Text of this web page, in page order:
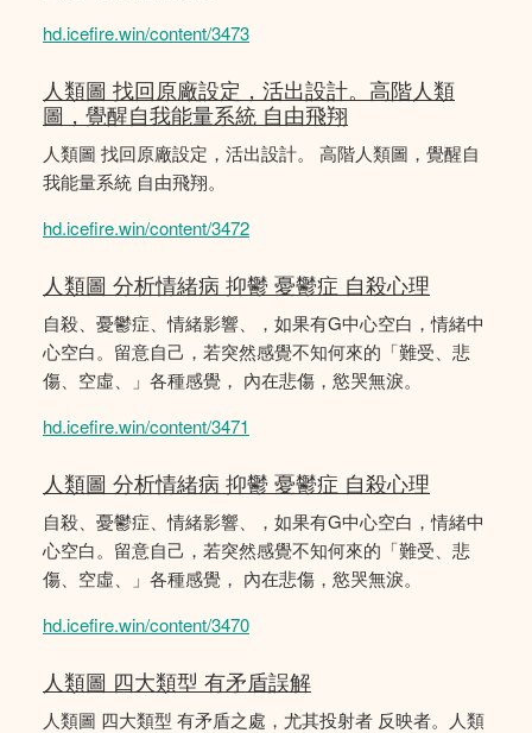
hd.icefire.win/content/3473
人類圖 找回原廠設定，活出設計。高階人類
圖，覺醒自我能量系統 自由飛翔
人類圖 找回原廠設定，活出設計。 高階人類圖，覺醒自
我能量系統 自由飛翔。
hd.icefire.win/content/3472
人類圖 分析情緒病 抑鬱 憂鬱症 自殺心理
自殺、憂鬱症、情緒影響、，如果有G中心空白，情緒中
心空白。留意自己，若突然感覺不知何來的「難受、悲
傷、空虛、」各種感覺， 內在悲傷，慾哭無淚。
hd.icefire.win/content/3471
人類圖 分析情緒病 抑鬱 憂鬱症 自殺心理
自殺、憂鬱症、情緒影響、，如果有G中心空白，情緒中
心空白。留意自己，若突然感覺不知何來的「難受、悲
傷、空虛、」各種感覺， 內在悲傷，慾哭無淚。
hd.icefire.win/content/3470
人類圖 四大類型 有矛盾誤解
人類圖 四大類型 有矛盾之處，尤其投射者 反映者。人類